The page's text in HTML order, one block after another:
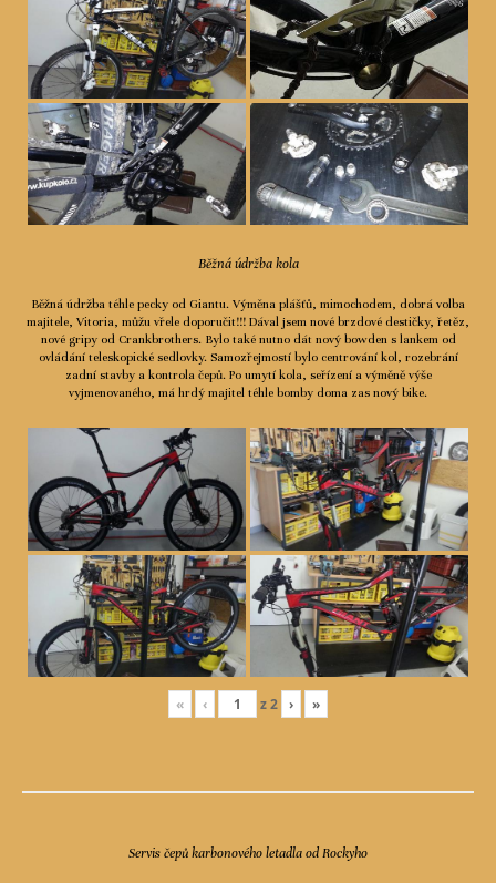
Běžná údržba kola
Běžná údržba téhle pecky od Giantu. Výměna plášťů, mimochodem, dobrá volba
majitele, Vitoria, můžu vřele doporučit!!! Dával jsem nové brzdové destičky, řetěz,
nové gripy od Crankbrothers. Bylo také nutno dát nový bowden s lankem od
ovládání teleskopické sedlovky. Samozřejmostí bylo centrování kol, rozebrání
zadní stavby a kontrola čepů. Po umytí kola, seřízení a výměně výše
vyjmenovaného, má hrdý majitel téhle bomby doma zas nový bike.
« ‹ z2 › »
Servis čepů karbonového letadla od Rockyho